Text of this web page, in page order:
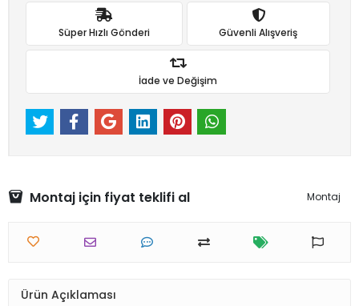
Süper Hızlı Gönderi Güvenli Alışveriş
İade ve Değişim
Montaj için fiyat teklifi al Montaj
Ürün Açıklaması